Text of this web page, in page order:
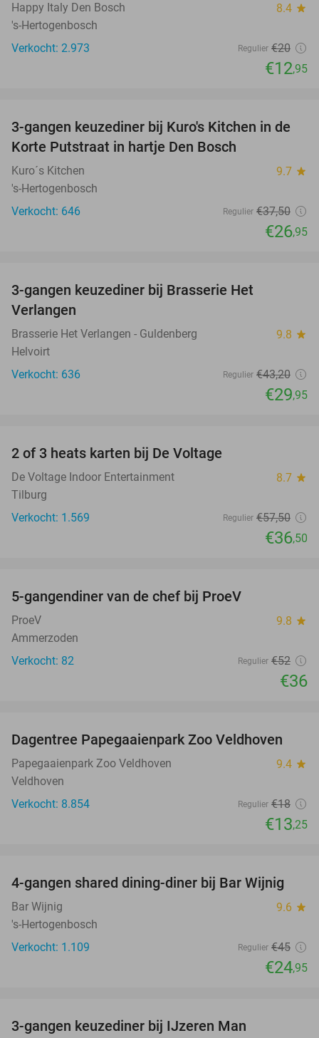
Happy Italy Den Bosch 8.4 star
's-Hertogenbosch
Verkocht: 2.973
Regulier €20
€12,95
28%
3-gangen keuzediner bij Kuro's Kitchen in de
Korte Putstraat in hartje Den Bosch
Kuro´s Kitchen 9.7 star
's-Hertogenbosch
Verkocht: 646
Regulier €37,50
€26,95
3-gangen keuzediner bij Brasserie Het
Verlangen
Brasserie Het Verlangen - Guldenberg 9.8 star
Helvoirt
Verkocht: 636
Regulier €43,20
€29,95
2 of 3 heats karten bij De Voltage
De Voltage Indoor Entertainment 8.7 star
Tilburg
Verkocht: 1.569
Regulier €57,50
€36,50
5-gangendiner van de chef bij ProeV
ProeV 9.8 star
Ammerzoden
Verkocht: 82
Regulier €52
€36
26%
Dagentree Papegaaienpark Zoo Veldhoven
Papegaaienpark Zoo Veldhoven 9.4 star
Veldhoven
Verkocht: 8.854
Regulier €18
€13,25
45%
4-gangen shared dining-diner bij Bar Wijnig
Bar Wijnig 9.6 star
's-Hertogenbosch
Verkocht: 1.109
Regulier €45
€24,95
3-gangen keuzediner bij IJzeren Man